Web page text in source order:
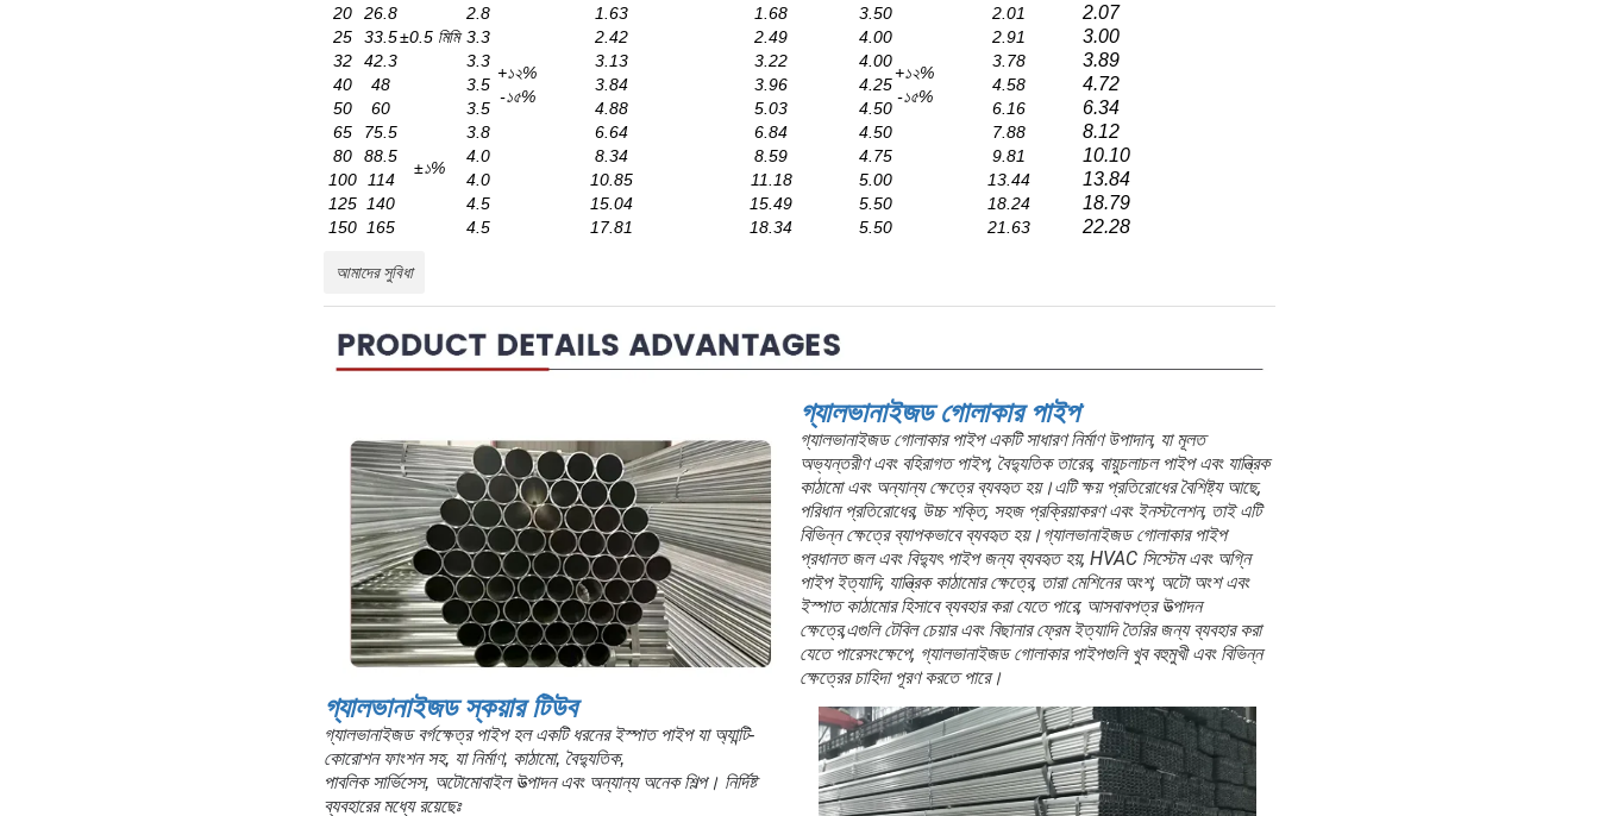
+১২%
-১৫%
+১২%
-১৫%
±0.5 মিমি
20 26.8 2.8 1.63 1.68 3.50 2.01 2.07
25 33.5 3.3 2.42 2.49 4.00 2.91 3.00
32 42.3 3.3 3.13 3.22 4.00 3.78 3.89
40 48 3.5 3.84 3.96 4.25 4.58 4.72
50 60
±১%
3.5 4.88 5.03 4.50 6.16 6.34
65 75.5 3.8 6.64 6.84 4.50 7.88 8.12
80 88.5 4.0 8.34 8.59 4.75 9.81 10.10
100 114 4.0 10.85 11.18 5.00 13.44 13.84
125 140 4.5 15.04 15.49 5.50 18.24 18.79
150 165 4.5 17.81 18.34 5.50 21.63 22.28
আমাদের সুবিধা
গ্যালভানাইজড গোলাকার পাইপ
গ্যালভানাইজড গোলাকার পাইপ একটি সাধারণ নির্মাণ উপাদান, যা মূলত
অভ্যন্তরীণ এবং বহিরাগত পাইপ, বৈদ্যুতিক তারের, বায়ুচলাচল পাইপ এবং যান্ত্রিক
কাঠামো এবং অন্যান্য ক্ষেত্রে ব্যবহৃত হয়।এটি ক্ষয় প্রতিরোধের বৈশিষ্ট্য আছে,
পরিধান প্রতিরোধের, উচ্চ শক্তি, সহজ প্রক্রিয়াকরণ এবং ইনস্টলেশন, তাই এটি
বিভিন্ন ক্ষেত্রে ব্যাপকভাবে ব্যবহৃত হয়।গ্যালভানাইজড গোলাকার পাইপ
প্রধানত জল এবং বিদ্যুৎ পাইপ জন্য ব্যবহৃত হয়, HVAC সিস্টেম এবং অগ্নি
পাইপ ইত্যাদি; যান্ত্রিক কাঠামোর ক্ষেত্রে, তারা মেশিনের অংশ, অটো অংশ এবং
ইস্পাত কাঠামোর হিসাবে ব্যবহার করা যেতে পারে; আসবাবপত্র উত্পাদন
ক্ষেত্রে,এগুলি টেবিল চেয়ার এবং বিছানার ফ্রেম ইত্যাদি তৈরির জন্য ব্যবহার করা
যেতে পারেসংক্ষেপে, গ্যালভানাইজড গোলাকার পাইপগুলি খুব বহুমুখী এবং বিভিন্ন
ক্ষেত্রের চাহিদা পূরণ করতে পারে।
গ্যালভানাইজড স্কয়ার টিউব
গ্যালভানাইজড বর্গক্ষেত্র পাইপ হল একটি ধরনের ইস্পাত পাইপ যা অ্যান্টি-
কোরোশন ফাংশন সহ, যা নির্মাণ, কাঠামো, বৈদ্যুতিক,
পাবলিক সার্ভিসেস, অটোমোবাইল উত্পাদন এবং অন্যান্য অনেক শিল্প। নির্দিষ্ট
ব্যবহারের মধ্যে রয়েছেঃ